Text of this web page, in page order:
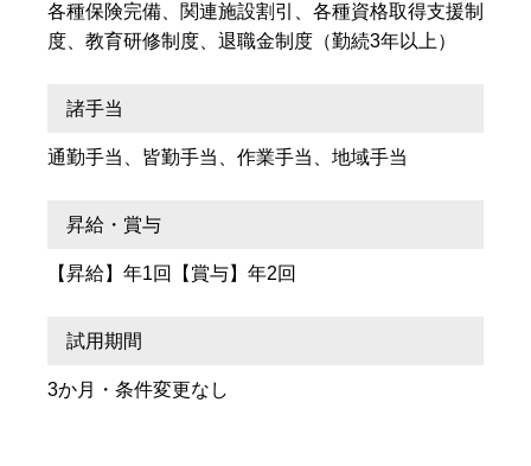
各種保険完備、関連施設割引、各種資格取得支援制
度、教育研修制度、退職金制度（勤続3年以上）
諸手当
通勤手当、皆勤手当、作業手当、地域手当
昇給・賞与
【昇給】年1回【賞与】年2回
試用期間
3か月・条件変更なし